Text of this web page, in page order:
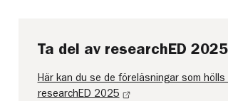
Ta del av researchED 2025
Här kan du se de föreläsningar som
researchED 2025